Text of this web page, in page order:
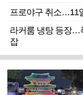
프로야구 취소…11
라커룸 냉탕 등장…
잡